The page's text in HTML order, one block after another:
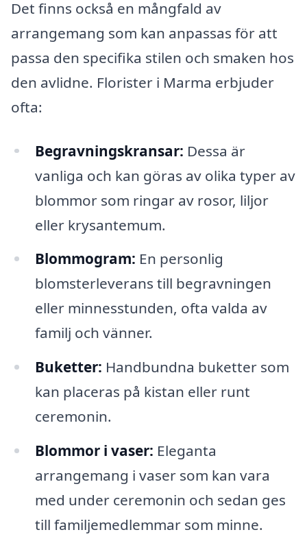
Det finns också en mångfald av
arrangemang som kan anpassas för att
passa den specifika stilen och smaken hos
den avlidne. Florister i Marma erbjuder
ofta:
Begravningskransar: Dessa är
vanliga och kan göras av olika typer av
blommor som ringar av rosor, liljor
eller krysantemum.
Blommogram: En personlig
blomsterleverans till begravningen
eller minnesstunden, ofta valda av
familj och vänner.
Buketter: Handbundna buketter som
kan placeras på kistan eller runt
ceremonin.
Blommor i vaser: Eleganta
arrangemang i vaser som kan vara
med under ceremonin och sedan ges
till familjemedlemmar som minne.